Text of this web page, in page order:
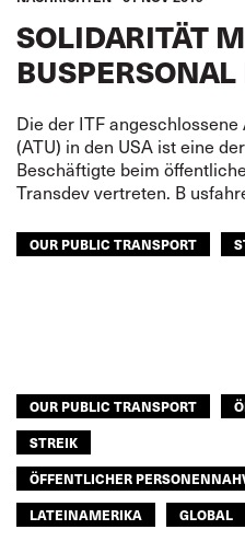
SOLIDARITÄT
Die der ITF
(ATU) in den USA ist eine
Beschäftigte beim
Transdev vertreten. B
OUR PUBLIC TRANSPORT
OUR PUBLIC TRANSPORT
STREIK
ÖFFENTLICHER
LATEINAMERIKA
GLOBAL